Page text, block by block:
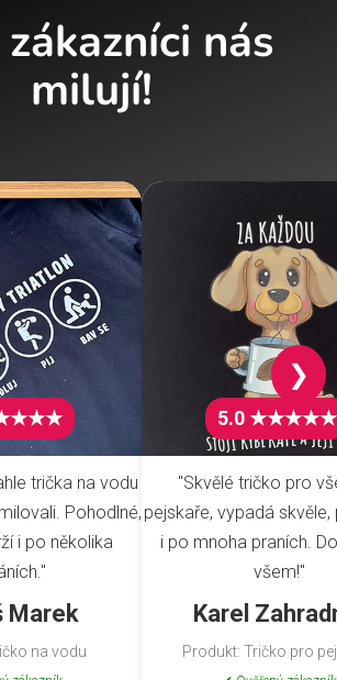
nás
milují!
trička na vodu
Pohodlné,
i po několika
Marek
na vodu
5.0 ★★★★★
"Skvělé tričko pro
pejskaře, vypadá
i po mnoha praních.
všem!"
Karel
Produkt: Tričko pro
❯